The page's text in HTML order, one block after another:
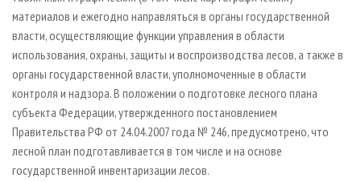
материалов и ежегодно направляться в органы государственной
власти, осуществляющие функции управления в области
использования, охраны, защиты и воспроизводства лесов, а также в
органы государственной власти, уполномоченные в области
контроля и надзора. В положении о подготовке лесного плана
субъекта Федерации, утвержденного постановлением
Правительства РФ от 24.04.2007 года № 246, предусмотрено, что
лесной план подготавливается в том числе и на основе
государственной инвентаризации лесов.